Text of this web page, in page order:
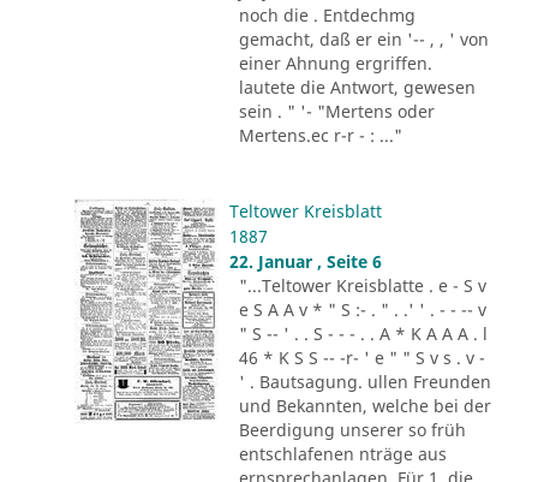
noch die . Entdechmg
gemacht, daß er ein '-- , , ' von
einer Ahnung ergriffen.
lautete die Antwort, gewesen
sein . " '- "Mertens oder
Mertens.ec r-r - : ..."
Teltower Kreisblatt
1887
22. Januar , Seite 6
"...Teltower Kreisblatte . e - S v
e S A A v * " S :- . " . .' ' . - - -- v
" S -- ' . . S - - - . . A * K A A A . l
46 * K S S -- -r- ' e " " S v s . v -
' . Bautsagung. ullen Freunden
und Bekannten, welche bei der
Beerdigung unserer so früh
entschlafenen nträge aus